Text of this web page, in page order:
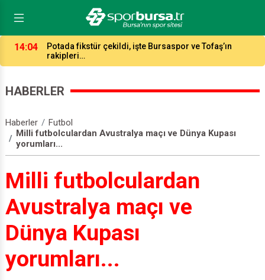
14:04
Potada fikstür çekildi, işte Bursaspor ve Tofaş’ın
rakipleri…
HABERLER
Haberler
Futbol
Milli futbolculardan Avustralya maçı ve Dünya Kupası
yorumları...
Milli futbolculardan
Avustralya maçı ve
Dünya Kupası
yorumları...